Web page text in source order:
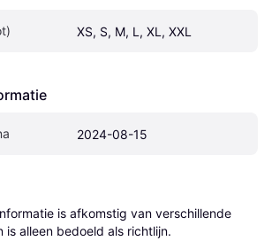
XS, S, M, L, XL, XXL
2024-08-15
is afkomstig van verschillende
is alleen bedoeld als richtlijn.